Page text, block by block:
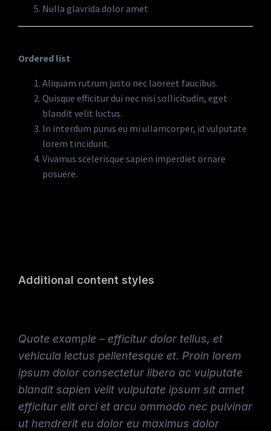
Nulla glavrida dolor amet
Ordered list
Aliquam rutrum justo nec laoreet faucibus.
Quisque efficitur dui nec nisi sollicitudin, eget
blandit velit luctus.
In interdum purus eu mi ullamcorper, id vulputate
lorem tincidunt.
Vivamus scelerisque sapien imperdiet ornare
posuere.
Additional content styles
Quote example – efficitur dolor tellus, et
vehicula lectus pellentesque et. Proin lorem
ipsum dolor consectetur libero ac vulputate
blandit sapien velit vulputate ipsum sit amet
efficitur elit orci et arcu ommodo nec pulvinar
ut hendrerit eu dolor eu maximus dolor